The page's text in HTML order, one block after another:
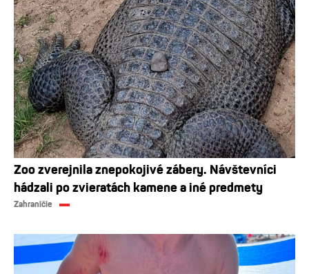
Zoo zverejnila znepokojivé zábery. Návštevníci
hádzali po zvieratách kamene a iné predmety
Zahraničie